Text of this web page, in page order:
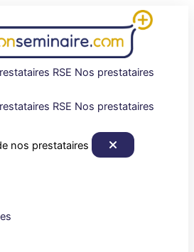
RSE Nos prestataires
RSE Nos prestataires
nos prestataires